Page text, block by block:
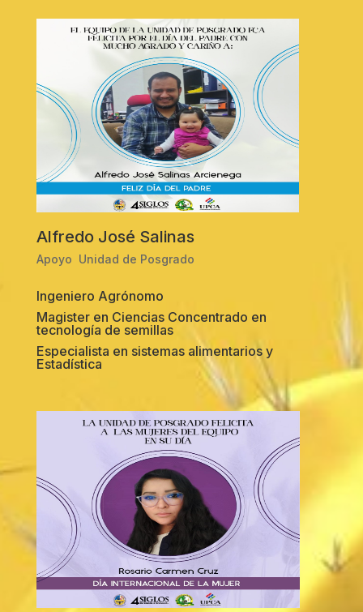
Alfredo José Salinas
Apoyo Unidad de Posgrado
Ingeniero Agrónomo
Magister en Ciencias Concentrado en
tecnología de semillas
Especialista en sistemas alimentarios y
Estadística